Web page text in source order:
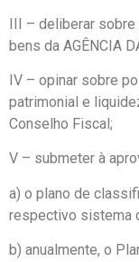
III – deliberar sobre
bens da AGÊNCIA
IV – opinar sobre
patrimonial e
Conselho Fiscal;
V – submeter à
a) o plano de
respectivo sistema
b) anualmente, o